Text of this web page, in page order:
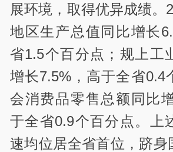
展环境，取得优异成绩。
地区生产总值同比增长
省1.5个百分点；规上工
增长7.5%，高于全省0.4
会消费品零售总额同比
于全省0.9个百分点。上
速均位居全省首位，跻身